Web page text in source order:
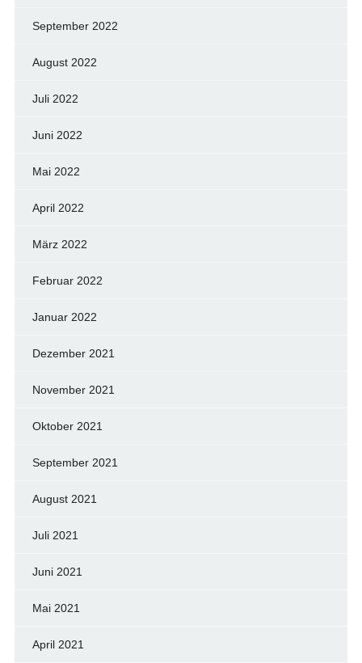
September 2022
August 2022
Juli 2022
Juni 2022
Mai 2022
April 2022
März 2022
Februar 2022
Januar 2022
Dezember 2021
November 2021
Oktober 2021
September 2021
August 2021
Juli 2021
Juni 2021
Mai 2021
April 2021